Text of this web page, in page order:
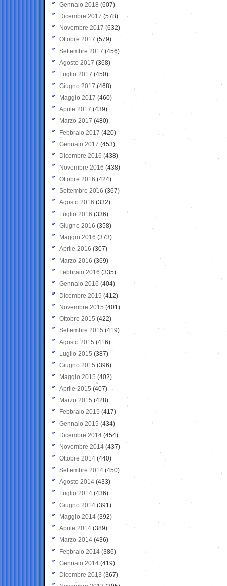
Gennaio 2018 (607)
Dicembre 2017 (578)
Novembre 2017 (632)
Ottobre 2017 (579)
Settembre 2017 (456)
Agosto 2017 (368)
Luglio 2017 (450)
Giugno 2017 (468)
Maggio 2017 (460)
Aprile 2017 (439)
Marzo 2017 (480)
Febbraio 2017 (420)
Gennaio 2017 (453)
Dicembre 2016 (438)
Novembre 2016 (438)
Ottobre 2016 (424)
Settembre 2016 (367)
Agosto 2016 (332)
Luglio 2016 (336)
Giugno 2016 (358)
Maggio 2016 (373)
Aprile 2016 (307)
Marzo 2016 (369)
Febbraio 2016 (335)
Gennaio 2016 (404)
Dicembre 2015 (412)
Novembre 2015 (401)
Ottobre 2015 (422)
Settembre 2015 (419)
Agosto 2015 (416)
Luglio 2015 (387)
Giugno 2015 (396)
Maggio 2015 (402)
Aprile 2015 (407)
Marzo 2015 (428)
Febbraio 2015 (417)
Gennaio 2015 (434)
Dicembre 2014 (454)
Novembre 2014 (437)
Ottobre 2014 (440)
Settembre 2014 (450)
Agosto 2014 (433)
Luglio 2014 (436)
Giugno 2014 (391)
Maggio 2014 (392)
Aprile 2014 (389)
Marzo 2014 (436)
Febbraio 2014 (386)
Gennaio 2014 (419)
Dicembre 2013 (367)